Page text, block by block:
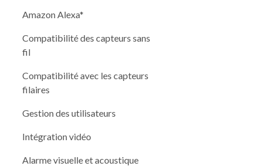
Amazon Alexa*
Compatibilité des capteurs sans
fil
Compatibilité avec les capteurs
filaires
Gestion des utilisateurs
Intégration vidéo
Alarme visuelle et acoustique